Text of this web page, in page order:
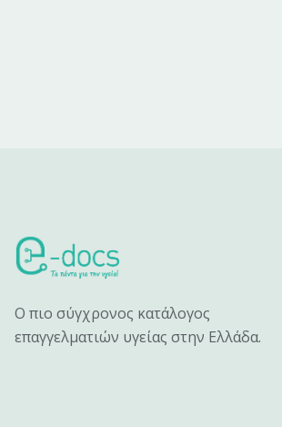
Ο πιο σύγχρονος κατάλογος
επαγγελματιών υγείας στην Ελλάδα.